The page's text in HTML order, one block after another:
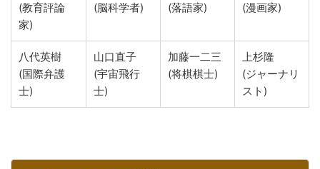
(教育評論
家)
(脳科学者)
(落語家)
(漫画家)
八代英樹
(国際弁護
士)
山口直子
(宇宙飛行
士)
加藤一二三
(将棋棋士)
上杉隆
(ジャーナリ
スト)